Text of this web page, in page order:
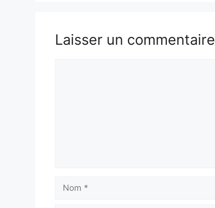
Laisser un commentaire